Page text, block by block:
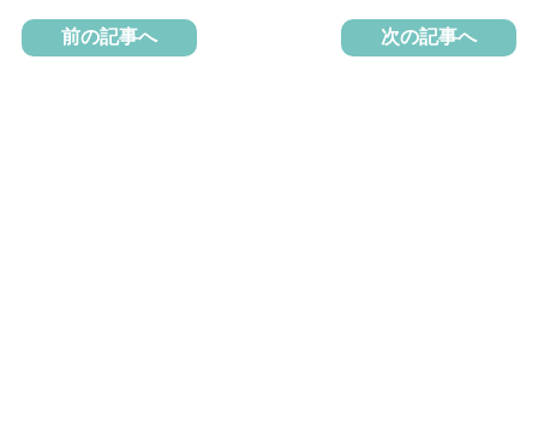
前の記事へ 次の記事へ